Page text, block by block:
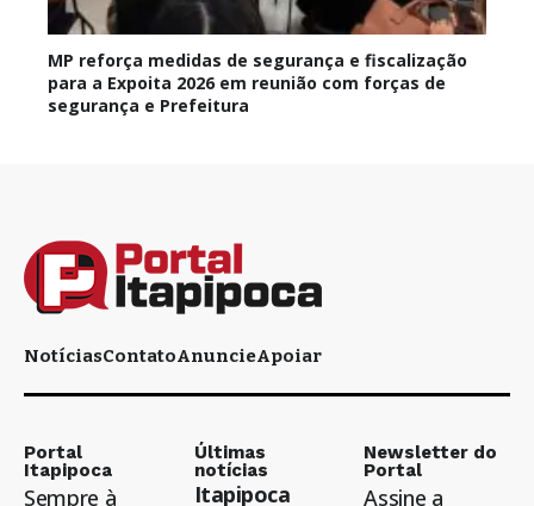
MP reforça medidas de segurança e fiscalização
para a Expoita 2026 em reunião com forças de
segurança e Prefeitura
NotíciasContatoAnuncieApoiar
Portal
Itapipoca
Sempre à
Últimas
notícias
Itapipoca
Newsletter do
Portal
Assine a